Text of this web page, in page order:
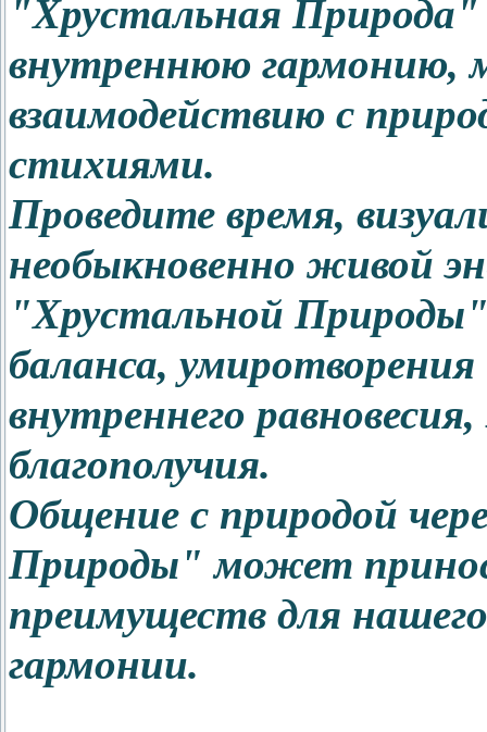
"Хрустальная
внутреннюю гармонию,
взаимодействию с
стихиями.
Проведите время,
необыкновенно живой
"Хрустальной
баланса,
внутреннего
благополучия.
Общение с природой
Природы" может
преимуществ для
гармонии.